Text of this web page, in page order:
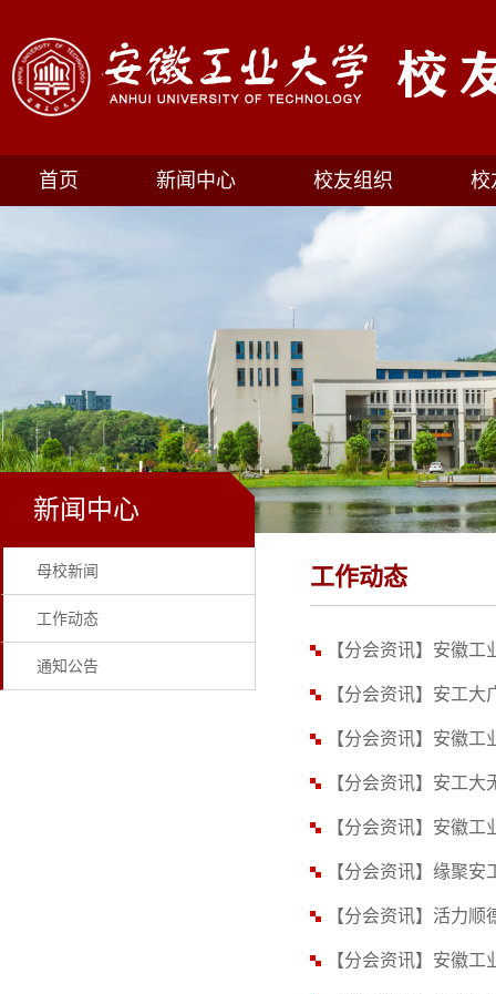
首页 新闻中心 校友组织 校
新闻中心
母校新闻
工作动态
通知公告
工作动态
【分会资讯】安徽
【分会资讯】安工
【分会资讯】安徽
【分会资讯】安工
【分会资讯】安徽
【分会资讯】缘聚
【分会资讯】活力
【分会资讯】安徽